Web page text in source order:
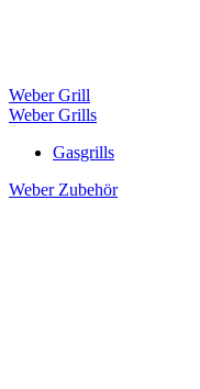
Weber Grill
Weber Grills
Gasgrills
Weber Zubehör